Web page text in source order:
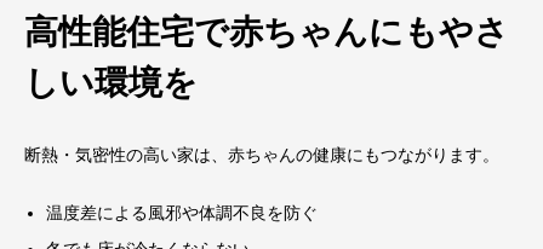
高性能住宅で赤ちゃんにもやさ
しい環境を
断熱・気密性の高い家は、赤ちゃんの健康にもつながります。
温度差による風邪や体調不良を防ぐ